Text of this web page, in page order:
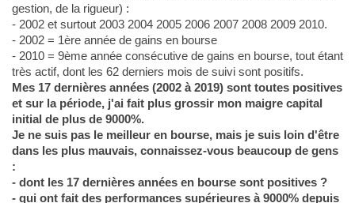
gestion, de la rigueur) :
- 2002 et surtout 2003 2004 2005 2006 2007 2008 2009 2010.
- 2002 = 1ère année de gains en bourse
- 2010 = 9ème année consécutive de gains en bourse, tout étant
très actif, dont les 62 derniers mois de suivi sont positifs.
Mes 17 dernières années (2002 à 2019) sont toutes positives
et sur la période, j'ai fait plus grossir mon maigre capital
initial de plus de 9000%.
Je ne suis pas le meilleur en bourse, mais je suis loin d'être
dans les plus mauvais, connaissez-vous beaucoup de gens
:
- dont les 17 dernières années en bourse sont positives ?
- qui ont fait des performances supérieures à 9000% depuis